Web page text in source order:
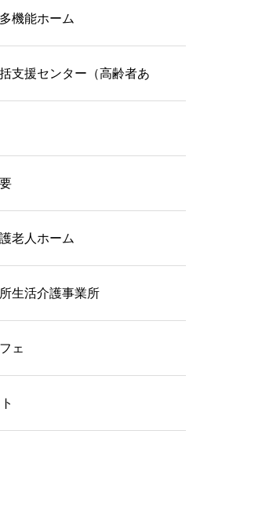
機能ホーム
支援センター（高齢者あ
談センター）
老人ホーム
生活介護事業所
ェ